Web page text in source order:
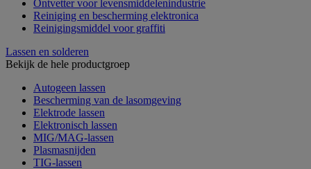
Ontvetter voor levensmiddelenindustrie
Reiniging en bescherming elektronica
Reinigingsmiddel voor graffiti
Lassen en solderen
Bekijk de hele productgroep
Autogeen lassen
Bescherming van de lasomgeving
Elektrode lassen
Elektronisch lassen
MIG/MAG-lassen
Plasmasnijden
TIG-lassen